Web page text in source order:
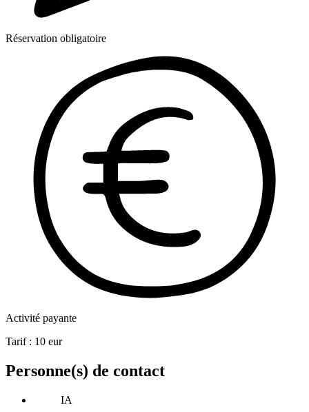
Réservation obligatoire
Activité payante
Tarif : 10 eur
Personne(s) de contact
IA